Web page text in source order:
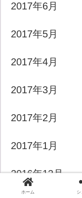
2017年6月
2017年5月
2017年4月
2017年3月
2017年2月
2017年1月
2016年12月
ホーム シ